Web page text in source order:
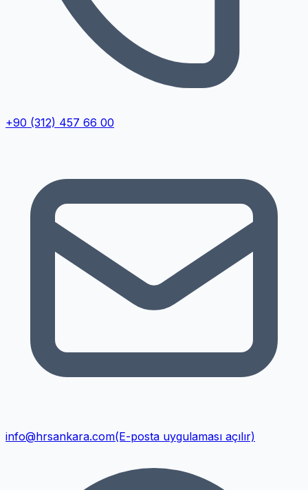
+90 (312) 457 66 00
info@hrsankara.com(E-posta uygulaması açılır)